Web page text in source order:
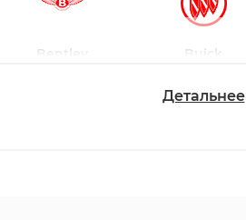
Bentley Buick
Детальнее